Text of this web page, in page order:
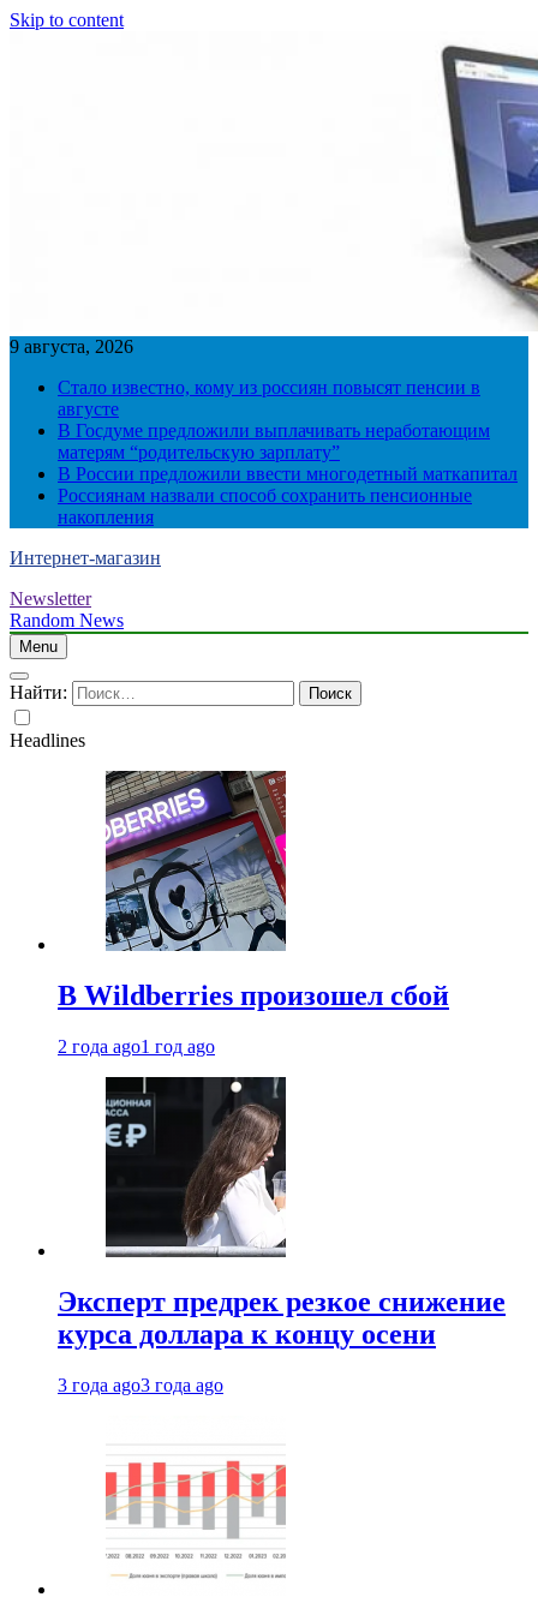
Skip to content
9 августа, 2026
Стало известно, кому из россиян повысят пенсии в
августе
В Госдуме предложили выплачивать неработающим
матерям “родительскую зарплату”
В России предложили ввести многодетный маткапитал
Россиянам назвали способ сохранить пенсионные
накопления
Интернет-магазин
Newsletter
Random News
Menu
Найти:
Headlines
В Wildberries произошел сбой
2 года ago1 год ago
Эксперт предрек резкое снижение
курса доллара к концу осени
3 года ago3 года ago